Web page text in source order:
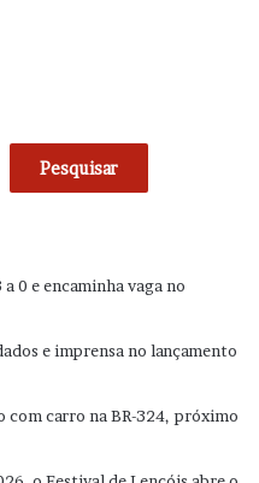
Pesquisar
0 e encaminha vaga no
e imprensa no lançamento
com carro na BR-324, próximo